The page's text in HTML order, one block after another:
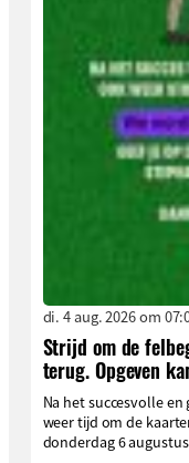
di. 4 aug. 2026 om
Strijd om de
terug. Opgeven
Na het succesvolle
weer tijd om de
donderdag 6